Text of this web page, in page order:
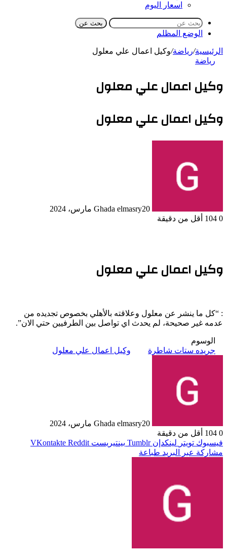
اسعار اليوم
بحث عن
الوضع المظلم
الرئيسية/رياضة/وكيل اعمال علي معلول
رياضة
وكيل اعمال علي معلول
وكيل اعمال علي معلول
Ghada elmasry20 مارس، 2024
0
أقل من دقيقة
وكيل اعمال علي معلول
: “كل ما ينشر عن معلول وعلاقته بالأهلي بخصوص تجديده من
عدمه غير صحيحة، لم يحدث اي تواصل بين الطرفيين حتي الان”.
الوسوم
جريده ستات شاطرة
وكيل اعمال علي معلول
Ghada elmasry20 مارس، 2024
0
أقل من دقيقة
فيسبوك تويتر لينكدإن بينتيريست
مشاركة عبر البريد طباعة